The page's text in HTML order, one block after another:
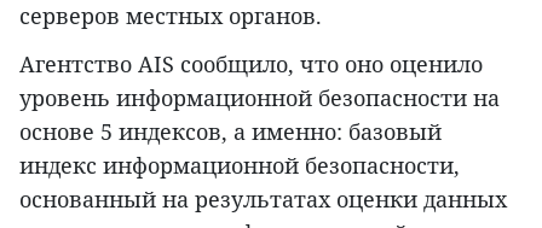
серверов местных органов.
Агентство AIS сообщило, что оно оценило
уровень информационной безопасности на
основе 5 индексов, а именно: базовый
индекс информационной безопасности,
основанный на результатах оценки данных